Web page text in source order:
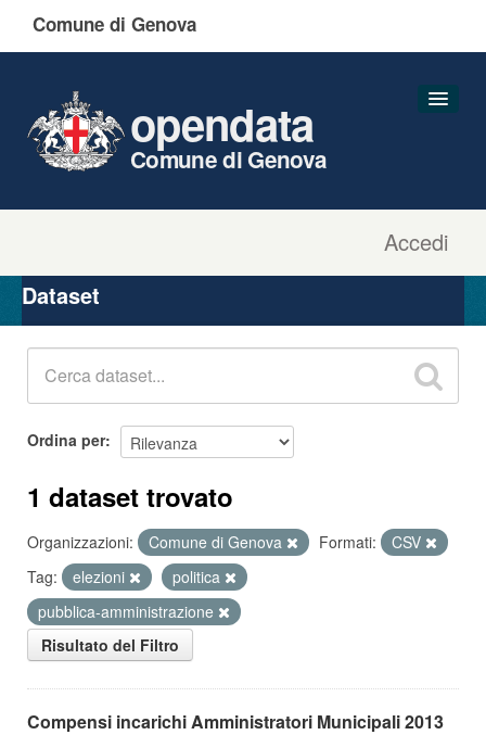
Comune di Genova
Accedi
opendata
Comune di Genova
Organizzazioni
Gruppi
Dataset
Ordina per
1 dataset trovato
Organizzazioni: Comune di Genova Formati:
CSV
Tag:
elezioni
politica
pubblica-amministrazione
Risultato del Filtro
Compensi incarichi Amministratori Municipali 2013